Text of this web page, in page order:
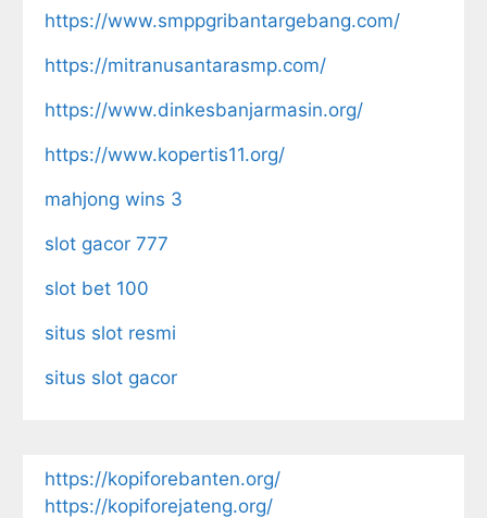
https://www.smppgribantargebang.com/
https://mitranusantarasmp.com/
https://www.dinkesbanjarmasin.org/
https://www.kopertis11.org/
mahjong wins 3
slot gacor 777
slot bet 100
situs slot resmi
situs slot gacor
https://kopiforebanten.org/
https://kopiforejateng.org/